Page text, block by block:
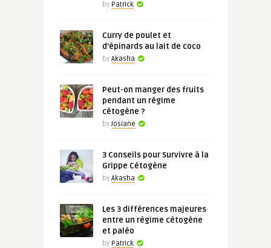
by Patrick
Curry de poulet et
d’épinards au lait de coco
by Akasha
Peut-on manger des fruits
pendant un régime
cétogène ?
byJosiane
3 Conseils pour Survivre à la
Grippe Cétogène
by Akasha
Les 3 différences majeures
entre un régime cétogène
et paléo
by Patrick